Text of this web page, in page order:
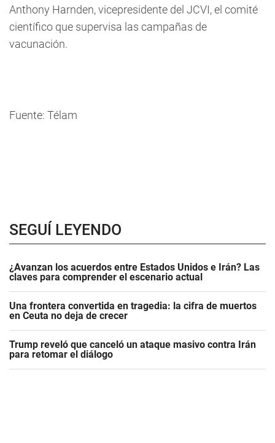
Anthony Harnden, vicepresidente del JCVI, el comité
científico que supervisa las campañas de
vacunación.
Fuente: Télam
SEGUÍ LEYENDO
¿Avanzan los acuerdos entre Estados Unidos e Irán? Las
claves para comprender el escenario actual
Una frontera convertida en tragedia: la cifra de muertos
en Ceuta no deja de crecer
Trump reveló que canceló un ataque masivo contra Irán
para retomar el diálogo